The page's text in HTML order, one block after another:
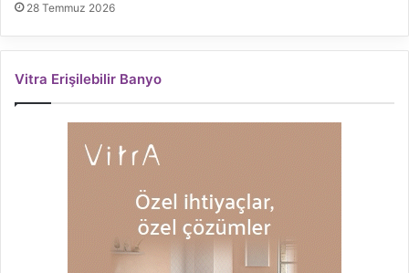
28 Temmuz 2026
Vitra Erişilebilir Banyo